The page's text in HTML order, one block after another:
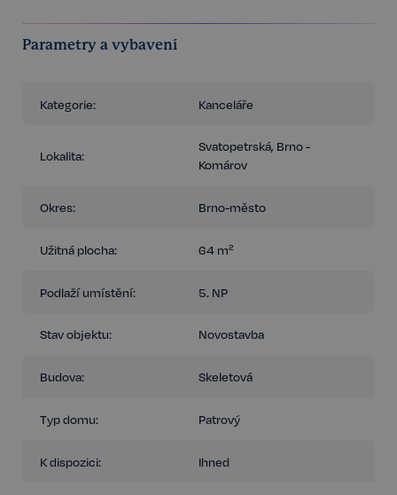
V bezprostředním okolí je navíc kompletní občanská vybavenost –
Pro více informací nebo sjednání prohlídky nás neváhejte
Parametry a vybavení
Kategorie: Kanceláře
Lokalita:
Svatopetrská, Brno -
Komárov
Okres: Brno-město
Užitná plocha: 64 m²
Podlaží umístění: 5. NP
Stav objektu: Novostavba
Budova: Skeletová
Typ domu: Patrový
K dispozici: Ihned